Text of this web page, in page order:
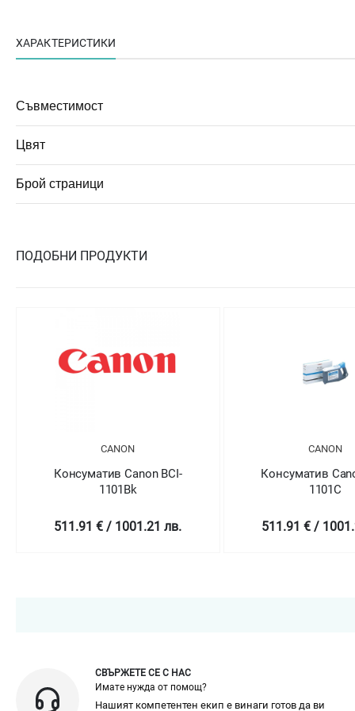
ХАРАКТЕРИСТИКИ
Съвместимост
Цвят
Брой страници
ПОДОБНИ ПРОДУКТИ
CANON
Консуматив Canon BCI-
1101Bk
511.91 € / 1001.21 лв.
CANON
Консуматив
1101C
511.91 € /
СВЪРЖЕТЕ СЕ С НАС
Имате нужда от помощ?
Нашият компетентен екип е винаги готов да ви